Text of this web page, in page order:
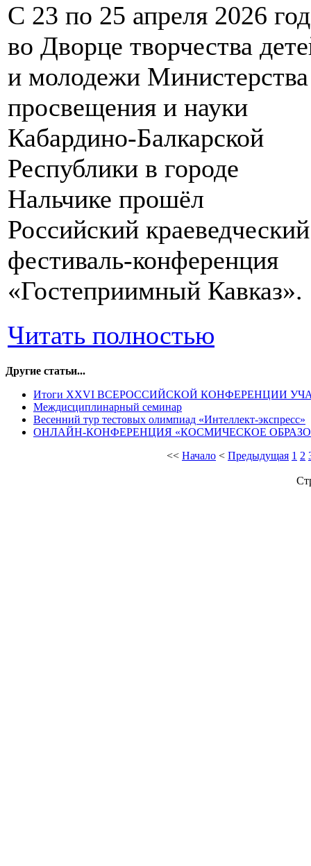
С 23 по 25 апреля 2026
во Дворце творчества
и молодежи Министерства
просвещения и науки
Кабардино-Балкарской
Республики в городе
Нальчике прошёл
Российский краеведческий
фестиваль-конференция
«Гостеприимный Кавказ».
Читать полностью
Другие статьи...
Итоги XXVI ВСЕРОССИЙСКОЙ КОНФЕРЕНЦИИ
Междисциплинарный семинар
Весенний тур тестовых олимпиад «Интеллект-экспресс»
ОНЛАЙН-КОНФЕРЕНЦИЯ «КОСМИЧЕСКОЕ
<< Начало < Предыдущая 1 2